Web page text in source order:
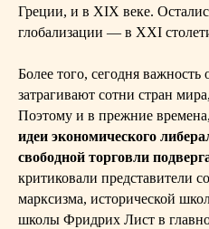
Греции, и в XIX веке.
глобализации — в XXI
Более того, сегодня важность
затрагивают сотни стран
Поэтому и в прежние
идеи экономического
свободной торговли
критиковали представители
марксизма, исторической
школы Фридрих Лист в